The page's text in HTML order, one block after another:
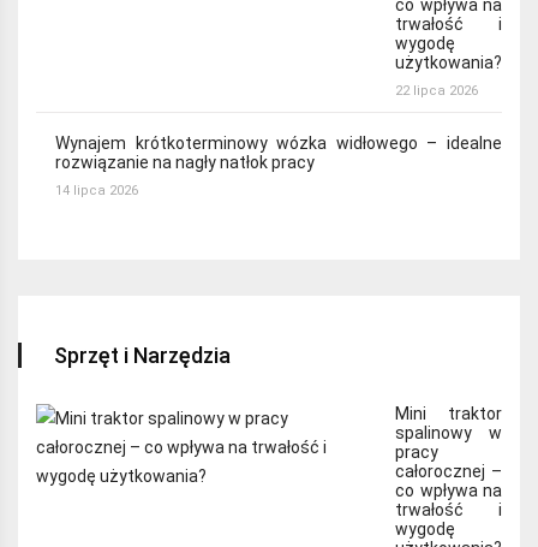
co wpływa na
trwałość i
wygodę
użytkowania?
22 lipca 2026
Wynajem krótkoterminowy wózka widłowego – idealne
rozwiązanie na nagły natłok pracy
14 lipca 2026
Sprzęt i Narzędzia
Mini traktor
spalinowy w
pracy
całorocznej –
co wpływa na
trwałość i
wygodę